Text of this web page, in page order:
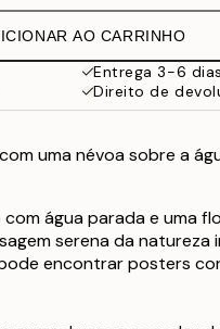
AO CARRINHO
Entrega 3-6
Direito de
uma névoa sobre a
água parada e uma
serena da natureza
encontrar posters